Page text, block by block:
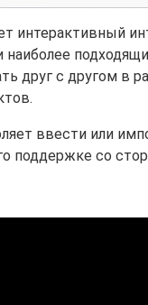
интерактивный
друг с другом в
ввести или
поддержке со